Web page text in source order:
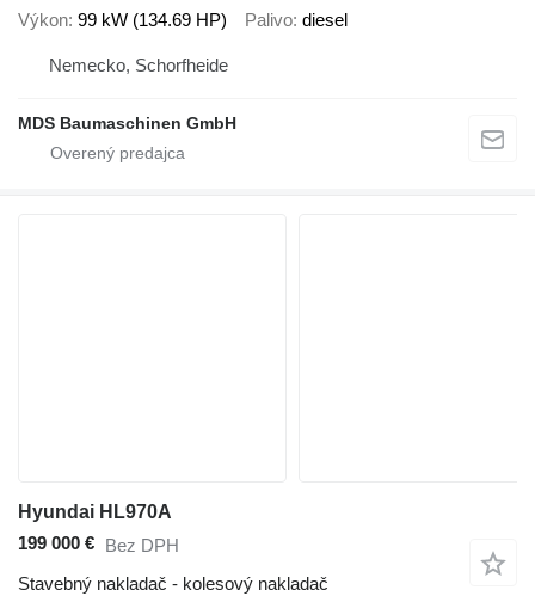
Výkon 99 kW (134.69 HP) Palivo diesel
Nemecko, Schorfheide
MDS Baumaschinen GmbH
Hyundai HL970A
199 000 € Bez DPH
Stavebný nakladač - kolesový nakladač